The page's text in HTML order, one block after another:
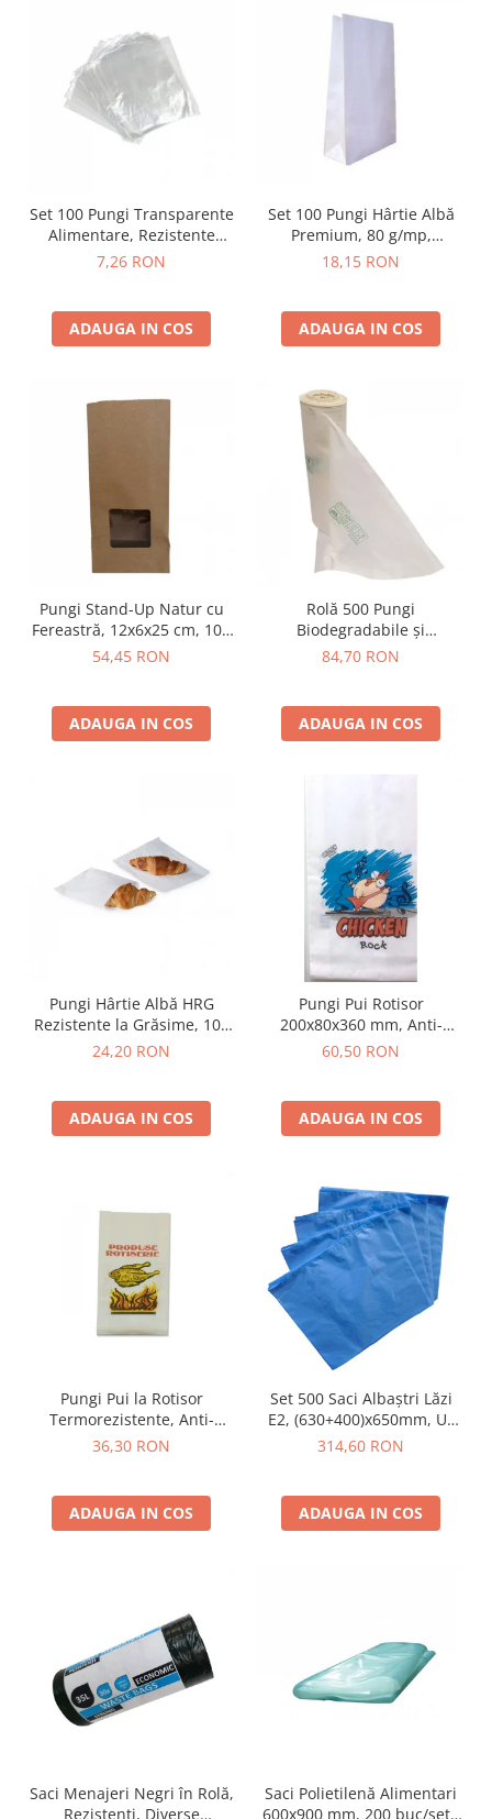
Set 100 Pungi Transparente
Alimentare, Rezistente
Congelare
7,26 RON
ADAUGA IN COS
Set 100 Pungi Hârtie Albă
Premium, 80 g/mp,
Netipărite (Diverse
18,15 RON
ADAUGA IN COS
Pungi Stand-Up Natur cu
Fereastră, 12x6x25 cm, 100
buc
54,45 RON
ADAUGA IN COS
Rolă 500 Pungi
Biodegradabile și
Compostabile, 250x300 mm,
84,70 RON
ADAUGA IN COS
Pungi Hârtie Albă HRG
Rezistente la Grăsime, 100
buc/set
24,20 RON
ADAUGA IN COS
Pungi Pui Rotisor
200x80x360 mm, Anti-
Grăsime (Greaseproof), Set
60,50 RON
ADAUGA IN COS
Pungi Pui la Rotisor
Termorezistente, Anti-
Grăsime
36,30 RON
ADAUGA IN COS
Set 500 Saci Albaștri Lăzi
E2, (630+400)x650mm, Uz
Alimentar
314,60 RON
ADAUGA IN COS
Saci Menajeri Negri în Rolă,
Rezistenți, Diverse
Saci Polietilenă Alimentari
600x900 mm, 200 buc/set -